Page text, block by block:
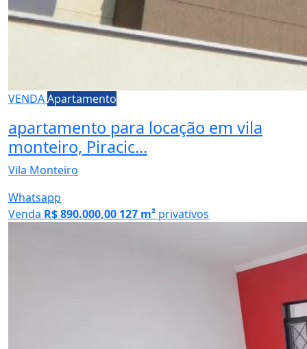
VENDAApartamento
apartamento para locação em vila
monteiro, Piracic...
Vila Monteiro
Whatsapp
Venda R$ 890.000,00 127 m² privativos